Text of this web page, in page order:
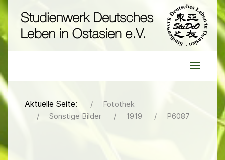
Aktuelle Seite:
Fotothek
Sonstige Bilder
1919 P6087